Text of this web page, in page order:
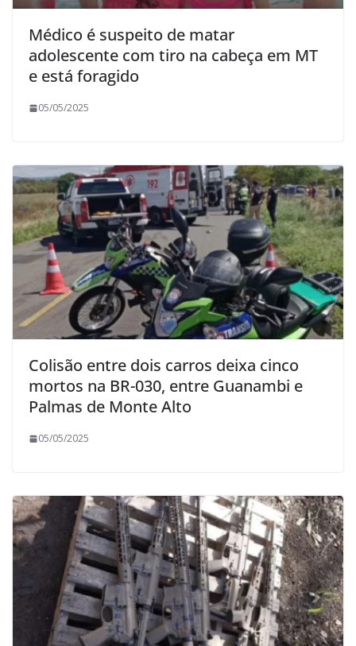
Médico é suspeito de matar
adolescente com tiro na cabeça em MT
e está foragido
05/05/2025
Colisão entre dois carros deixa cinco
mortos na BR-030, entre Guanambi e
Palmas de Monte Alto
05/05/2025